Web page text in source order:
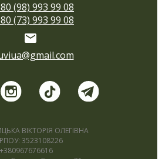
(98) 993 99 08
(73) 993 99 08
ВІКТОРІЯ ОЛЕГІВНА
3523108226
+380967676616